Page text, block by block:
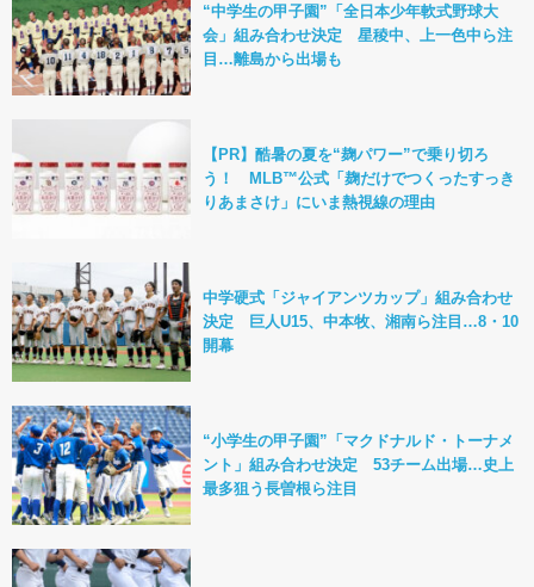
“中学生の甲子園”「全日本少年軟式野球大
会」組み合わせ決定 星稜中、上一色中ら注
目…離島から出場も
【PR】酷暑の夏を“麹パワー”で乗り切ろ
う！ MLB™公式「麹だけでつくったすっき
りあまさけ」にいま熱視線の理由
中学硬式「ジャイアンツカップ」組み合わせ
決定 巨人U15、中本牧、湘南ら注目…8・10
開幕
“小学生の甲子園”「マクドナルド・トーナメ
ント」組み合わせ決定 53チーム出場…史上
最多狙う長曽根ら注目